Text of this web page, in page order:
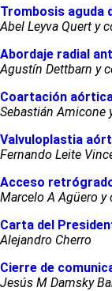
Trombosis aguda
Abel Leyva Quert y
Abordaje radial
Agustín Dettbarn y
Coartación
Sebastián Amicone
Valvuloplastia
Fernando Leite
Acceso
Marcelo A Agüero y
Carta del
Alejandro Cherro
Cierre de
Jesús M Damsky